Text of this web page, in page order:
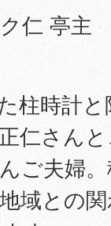
仁 亭主
柱時計
仁さん
ご夫婦
域との